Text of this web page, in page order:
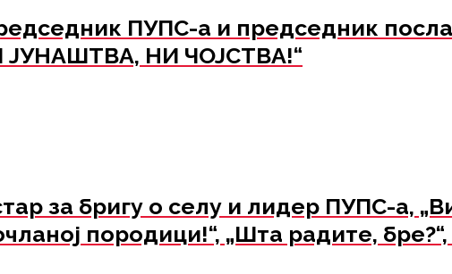
ПУПС-а и председник
ЈУНАШТВА, НИ ЧОЈСТВА!“
за бригу о селу и лидер ПУПС-а,
породици!“, „Шта радите,